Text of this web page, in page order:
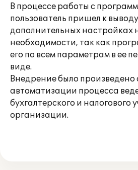
В процессе работы с
пользователь пришел к
дополнительных настройках
необходимости, так как
его по всем параметрам в ее
виде.
Внедрение было произведено
автоматизации процесса
бухгалтерского и налогового
организации.